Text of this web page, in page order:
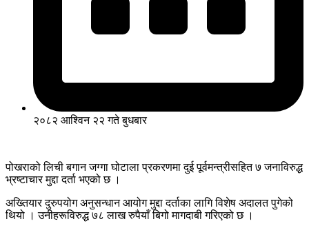
२०८२ आश्विन २२ गते बुधबार
पोखराको लिची बगान जग्गा घोटाला प्रकरणमा दुई पूर्वमन्त्रीसहित ७ जनाविरुद्ध
भ्रष्टाचार मुद्दा दर्ता भएको छ ।
अख्तियार दुरुपयोग अनुसन्धान आयोग मुद्दा दर्ताका लागि विशेष अदालत पुगेको
थियो । उनीहरूविरुद्ध ७८ लाख रुपैयाँ बिगो मागदाबी गरिएको छ ।